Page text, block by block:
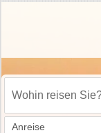
Wohin reisen Sie?
Anreise